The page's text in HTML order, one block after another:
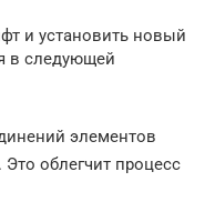
и установить новый
в следующей
элементов
облегчит процесс